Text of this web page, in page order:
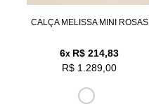
CALÇA MELISSA MINI ROSAS
6x R$ 214,83
R$ 1.289,00